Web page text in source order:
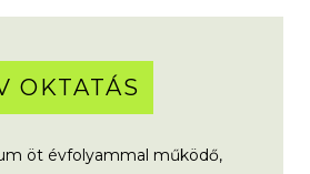
OKTATÁS
öt évfolyammal működő,